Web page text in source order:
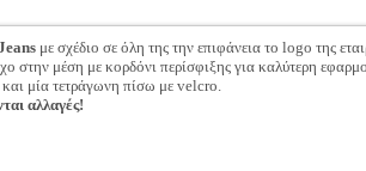
με σχέδιο σε όλη της την επιφάνεια το logo της
στην μέση με κορδόνι περίσφιξης για καλύτερη
και μία τετράγωνη πίσω με velcro.
αλλαγές!